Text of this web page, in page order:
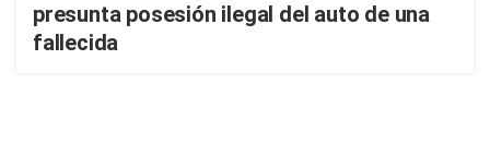
presunta posesión ilegal del auto de una
fallecida